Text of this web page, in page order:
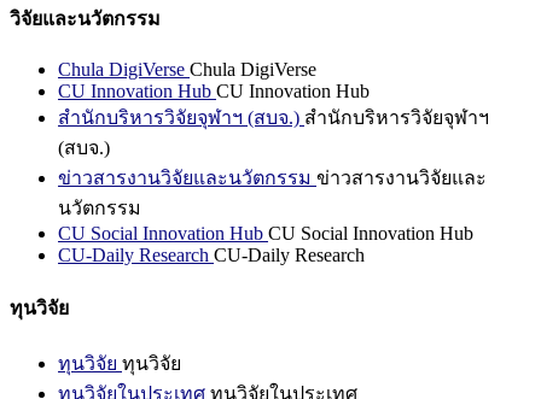
วิจัยและนวัตกรรม
Chula DigiVerse Chula DigiVerse
CU Innovation Hub CU Innovation Hub
สำนักบริหารวิจัยจุฬาฯ (สบจ.) สำนักบริหารวิจัยจุฬาฯ
(สบจ.)
ข่าวสารงานวิจัยและนวัตกรรม ข่าวสารงานวิจัยและ
นวัตกรรม
CU Social Innovation Hub CU Social Innovation Hub
CU-Daily Research CU-Daily Research
ทุนวิจัย
ทุนวิจัย ทุนวิจัย
ทุนวิจัยในประเทศ ทุนวิจัยในประเทศ